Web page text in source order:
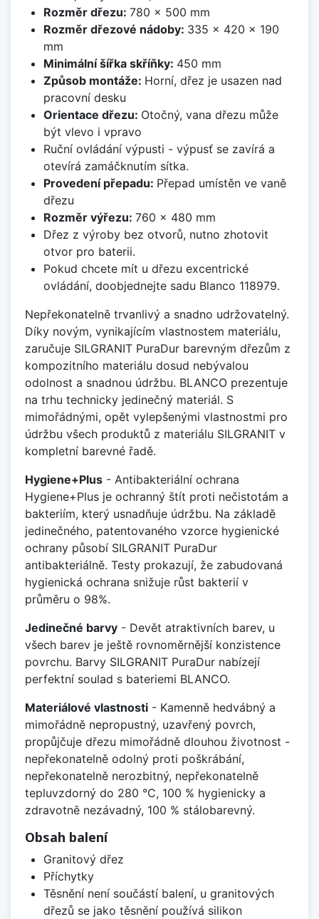
Rozměr dřezu: 780 x 500 mm
Rozměr dřezové nádoby: 335 x 420 x 190
mm
Minimální šířka skříňky: 450 mm
Způsob montáže: Horní, dřez je usazen nad
pracovní desku
Orientace dřezu: Otočný, vana dřezu může
být vlevo i vpravo
Ruční ovládání výpusti - výpusť se zavírá a
otevírá zamáčknutím sítka.
Provedení přepadu: Přepad umístěn ve vaně
dřezu
Rozměr výřezu: 760 x 480 mm
Dřez z výroby bez otvorů, nutno zhotovit
otvor pro baterii.
Pokud chcete mít u dřezu excentrické
ovládání, doobjednejte sadu Blanco 118979.
Nepřekonatelně trvanlivý a snadno udržovatelný.
Díky novým, vynikajícím vlastnostem materiálu,
zaručuje SILGRANIT PuraDur barevným dřezům z
kompozitního materiálu dosud nebývalou
odolnost a snadnou údržbu. BLANCO prezentuje
na trhu technicky jedinečný materiál. S
mimořádnými, opět vylepšenými vlastnostmi pro
údržbu všech produktů z materiálu SILGRANIT v
kompletní barevné řadě.
Hygiene+Plus - Antibakteriální ochrana
Hygiene+Plus je ochranný štít proti nečistotám a
bakteriím, který usnadňuje údržbu. Na základě
jedinečného, patentovaného vzorce hygienické
ochrany působí SILGRANIT PuraDur
antibakteriálně. Testy prokazují, že zabudovaná
hygienická ochrana snižuje růst bakterií v
průměru o 98%.
Jedinečné barvy - Devět atraktivních barev, u
všech barev je ještě rovnoměrnější konzistence
povrchu. Barvy SILGRANIT PuraDur nabízejí
perfektní soulad s bateriemi BLANCO.
Materiálové vlastnosti - Kamenně hedvábný a
mimořádně nepropustný, uzavřený povrch,
propůjčuje dřezu mimořádně dlouhou životnost -
nepřekonatelně odolný proti poškrábání,
nepřekonatelně nerozbitný, nepřekonatelně
tepluvzdorný do 280 °C, 100 % hygienicky a
zdravotně nezávadný, 100 % stálobarevný.
Obsah balení
Granitový dřez
Příchytky
Těsnění není součástí balení, u granitových
dřezů se jako těsnění používá silikon